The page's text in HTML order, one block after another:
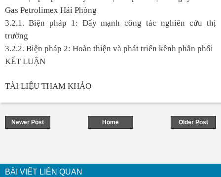
Gas Petrolimex Hải Phòng
3.2.1. Biện pháp 1: Đẩy mạnh công tác nghiên cứu thị
trường
3.2.2. Biện pháp 2: Hoàn thiện và phát triển kênh phân phối
KẾT LUẬN
TÀI LIỆU THAM KHẢO
Newer Post Older Post
Home
BÀI VIẾT LIÊN QUAN